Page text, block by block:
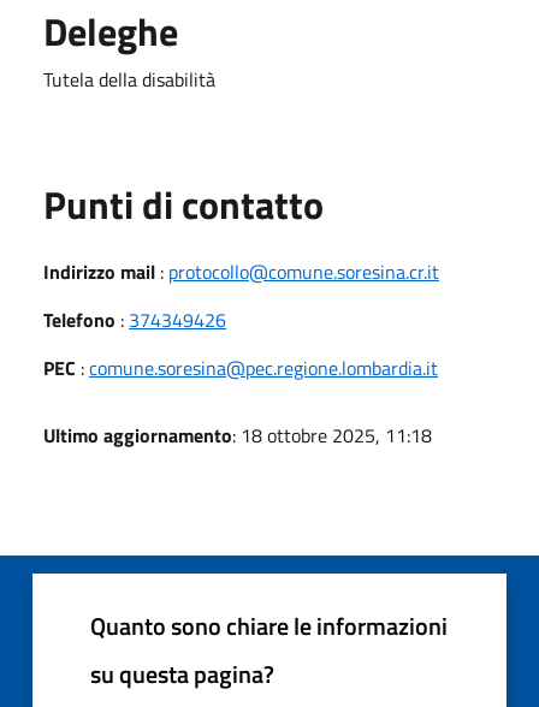
Deleghe
Tutela della disabilità
Punti di contatto
Indirizzo mail : protocollo@comune.soresina.cr.it
Telefono : 374349426
PEC :comune.soresina@pec.regione.lombardia.it
Ultimo aggiornamento: 18 ottobre 2025, 11:18
Quanto sono chiare le informazioni
su questa pagina?